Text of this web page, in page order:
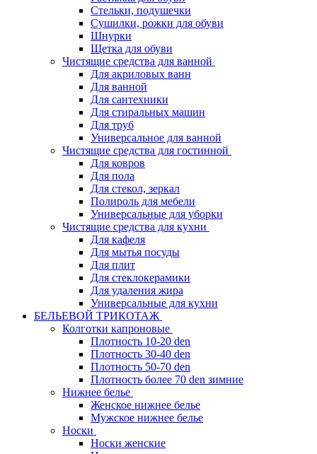
Стельки, подушечки
Сушилки, рожки для обуви
Шнурки
Щетка для обуви
Чистящие средства для ванной
Для акриловых ванн
Для ванной
Для сантехники
Для стиральных машин
Для труб
Универсальное для ванной
Чистящие средства для гостинной
Для ковров
Для пола
Для стекол, зеркал
Полироль для мебели
Универсальные для уборки
Чистящие средства для кухни
Для кафеля
Для мытья посуды
Для плит
Для стеклокерамики
Для удаления жира
Универсальные для кухни
БЕЛЬЕВОЙ ТРИКОТАЖ
Колготки капроновые
Плотность 10-20 den
Плотность 30-40 den
Плотность 50-70 den
Плотность более 70 den зимние
Нижнее белье
Женское нижнее белье
Мужское нижнее белье
Носки
Носки женские